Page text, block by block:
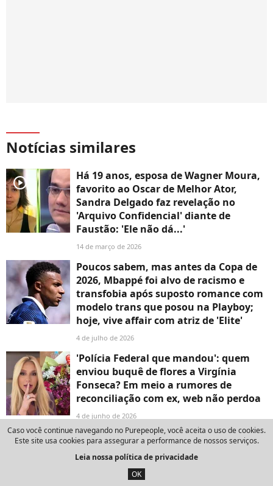
Notícias similares
player2
Há 19 anos, esposa de Wagner Moura,
favorito ao Oscar de Melhor Ator,
Sandra Delgado faz revelação no
'Arquivo Confidencial' diante de
Faustão: 'Ele não dá...'
14 de março de 2026
Poucos sabem, mas antes da Copa de
2026, Mbappé foi alvo de racismo e
transfobia após suposto romance com
modelo trans que posou na Playboy;
hoje, vive affair com atriz de 'Elite'
4 de julho de 2026
'Polícia Federal que mandou': quem
enviou buquê de flores a Virgínia
Fonseca? Em meio a rumores de
reconciliação com ex, web não perdoa
4 de junho de 2026
'Mas tá solteiro, né?': Virgínia
conversou com Léo Dias após término
com Vini Jr. e web fica na torcida pela
volta com Zé Felipe
Caso você continue navegando no Purepeople, você aceita o uso de cookies.
Este site usa cookies para assegurar a performance de nossos serviços.
Leia nossa política de privacidade
OK